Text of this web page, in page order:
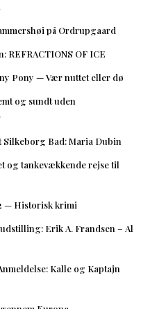
på Ordrupgaard
REFRACTIONS OF ICE
Pony — Vær nuttet eller dø
og sundt uden
Bad: Maria Dubin
og tankevækkende rejse til
— Historisk krimi
Erik A. Frandsen – Al
Kalle og Kaptajn